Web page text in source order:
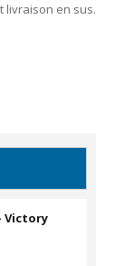
livraison en sus.
Victory